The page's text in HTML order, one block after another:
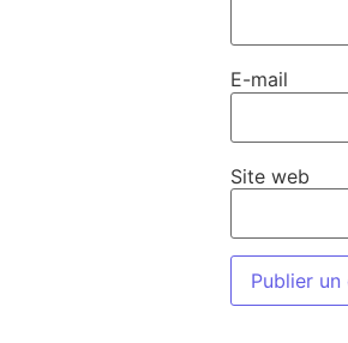
E-mail
Site web